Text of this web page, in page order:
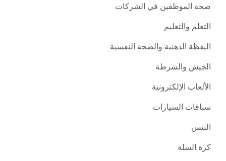
صحة الموظفين في الشركات
التعلم والتعليم
اليقظة الذهنية والصحة النفسية
الجيش والشرطة
الألعاب الإلكترونية
سباقات السيارات
التنس
كرة السلة